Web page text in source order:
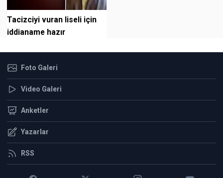
Tacizciyi vuran liseli için
iddianame hazır
Foto Galeri
Video Galeri
Anketler
Yazarlar
RSS